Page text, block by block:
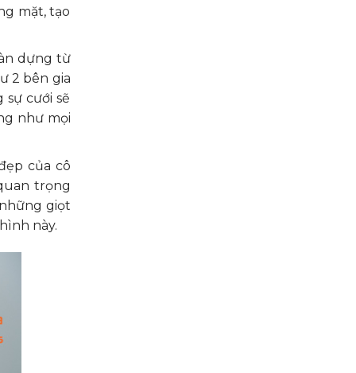
mặt, tạo
dựng từ
2 bên gia
cưới sẽ
như mọi
của cô
trọng
giọt
này.